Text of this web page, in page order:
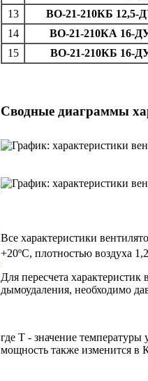
13
ВО-21-210КБ 12,5-
14
ВО-21-210КА 16-
15
ВО-21-210КБ 16-
Сводные диаграммы
Все характеристики
+20ºС, плотностью воздуха
Для пересчета
дымоудаления, необходимо
где Т - значение температуры
мощность также изменится в